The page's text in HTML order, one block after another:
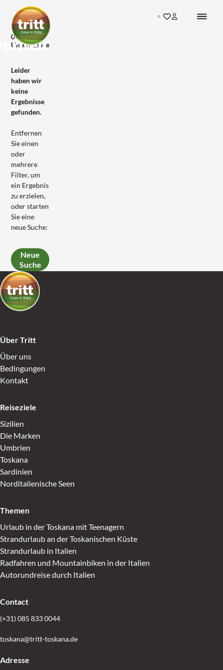
Search
0
Unterkünfte
Leider
haben wir
keine
Ergebnisse
gefunden.
Entfernen
Sie einen
oder
mehrere
Filter, um
ein Ergebnis
zu erzielen,
oder starten
Sie eine
neue Suche:
Neue
Suche
Über Tritt
Über uns
Bedingungen
Kontakt
Reiseziele
Sizilien
Die Marken
Umbrien
Toskana
Sardinien
Norditalienische Seen
Themen
Urlaub in der Toskana mit Teenagern
Strandurlaub an der Toskanischen Küste
Strandurlaub in Italien
Radfahren und Mountainbiken in der Italien
Autorundreise durch Italien
Contact
(+31) 085 833 0044
toskana@tritt-toskana.de
Adresse